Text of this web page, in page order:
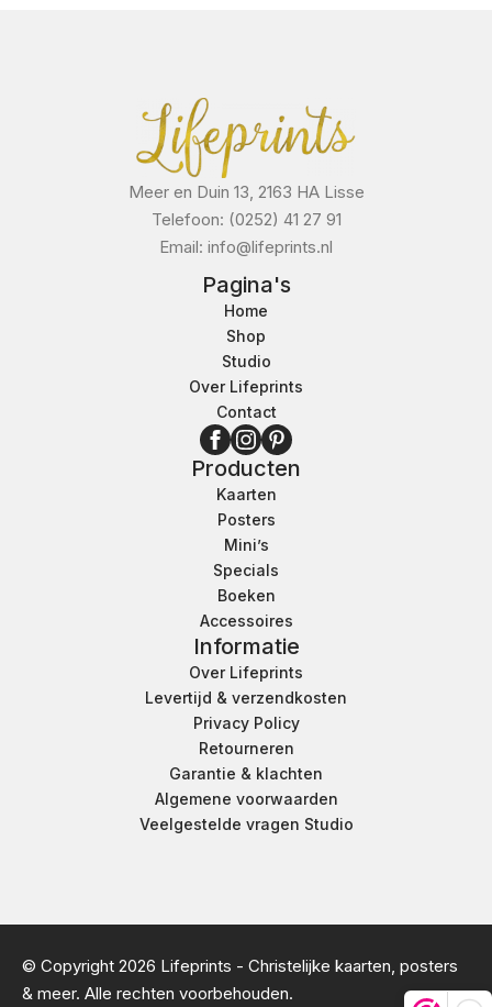
Meer en Duin 13, 2163 HA Lisse
Telefoon: (0252) 41 27 91
Email: info@lifeprints.nl
Pagina's
Home
Shop
Studio
Over Lifeprints
Contact
Producten
Kaarten
Posters
Mini’s
Specials
Boeken
Accessoires
Informatie
Over Lifeprints
Levertijd & verzendkosten
Privacy Policy
Retourneren
Garantie & klachten
Algemene voorwaarden
Veelgestelde vragen Studio
© Copyright 2026 Lifeprints - Christelijke kaarten, posters
& meer. Alle rechten voorbehouden.